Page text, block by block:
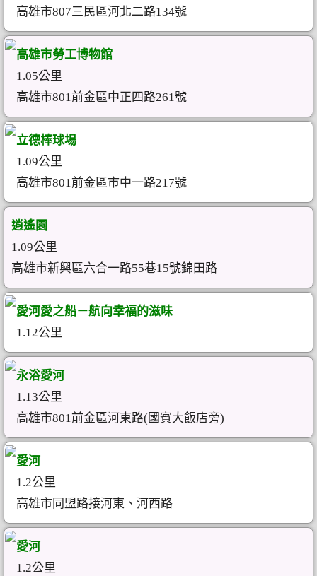
高雄市807三民區河北二路134號
高雄市勞工博物館
1.05公里
高雄市801前金區中正四路261號
立德棒球場
1.09公里
高雄市801前金區市中一路217號
逍遙園
1.09公里
高雄市新興區六合一路55巷15號錦田路
愛河愛之船－航向幸福的滋味
1.12公里
永浴愛河
1.13公里
高雄市801前金區河東路(國賓大飯店旁)
愛河
1.2公里
高雄市同盟路接河東、河西路
愛河
1.2公里